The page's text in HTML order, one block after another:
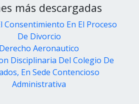
más descargadas
Consentimiento En El Proceso
De Divorcio
Derecho Aeronautico
Disciplinaria Del Colegio De
En Sede Contencioso
Administrativa